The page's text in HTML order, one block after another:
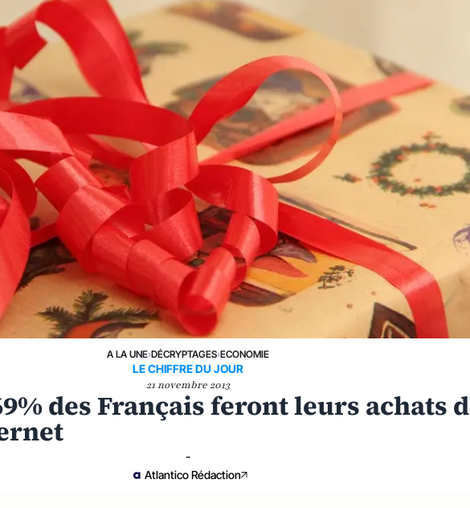
A LA UNE›DÉCRYPTAGES›ECONOMIE
LE CHIFFRE DU JOUR
21 novembre 2013
des Français feront leurs achats
-
Atlantico Rédaction